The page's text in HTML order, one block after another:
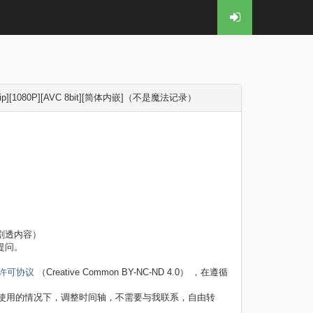
8bit][简体内嵌]（不是魔法记录）
内容）
。
可协议 （Creative Common BY-NC-ND 4.0） ，在遵循
的情况下，调整时间轴，不需要与我联系，自由转